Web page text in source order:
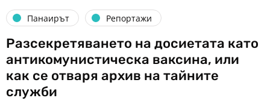
Панаирът Репортажи
Разсекретяването на досиетата като
антикомунистическа ваксина, или
как се отваря архив на тайните
служби